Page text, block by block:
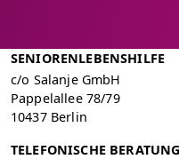
SENIORENLEBENSHILFE
c/o Salanje GmbH
Pappelallee 78/79
10437 Berlin
TELEFONISCHE BERATUNG